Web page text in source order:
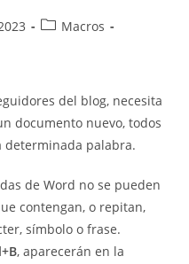
Categoría
Macros
del blog, necesita
documento nuevo, todos
determinada palabra.
de Word no se pueden
contengan, o repitan,
símbolo o frase.
, aparecerán en la